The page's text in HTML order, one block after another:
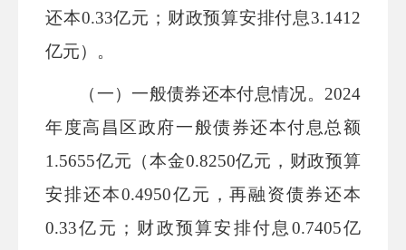
还本0.33亿元；财政预算安排付息3.1412
亿元） 。
（一）一般债券还本付息情况。 2024
年度高昌区 政府一般债券还本付息总额
1.5655亿元（本金0.8250亿元，财政预算
安排还本0.4950亿元，再融资债券还本
0.33亿元；财政预算安排付息 0.7405亿